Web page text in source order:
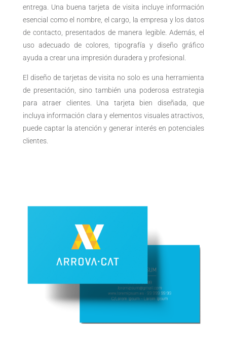
entrega. Una buena tarjeta de visita incluye información
esencial como el nombre, el cargo, la empresa y los datos
de contacto, presentados de manera legible. Además, el
uso adecuado de colores, tipografía y diseño gráfico
ayuda a crear una impresión duradera y profesional.
El diseño de tarjetas de visita no solo es una herramienta
de presentación, sino también una poderosa estrategia
para atraer clientes. Una tarjeta bien diseñada, que
incluya información clara y elementos visuales atractivos,
puede captar la atención y generar interés en potenciales
clientes.